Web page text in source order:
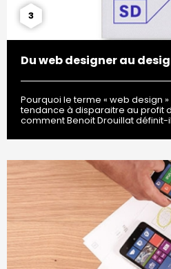
3
Du web designer au
Pourquoi le terme « web design
tendance à disparaitre au profit
comment Benoit Drouillat